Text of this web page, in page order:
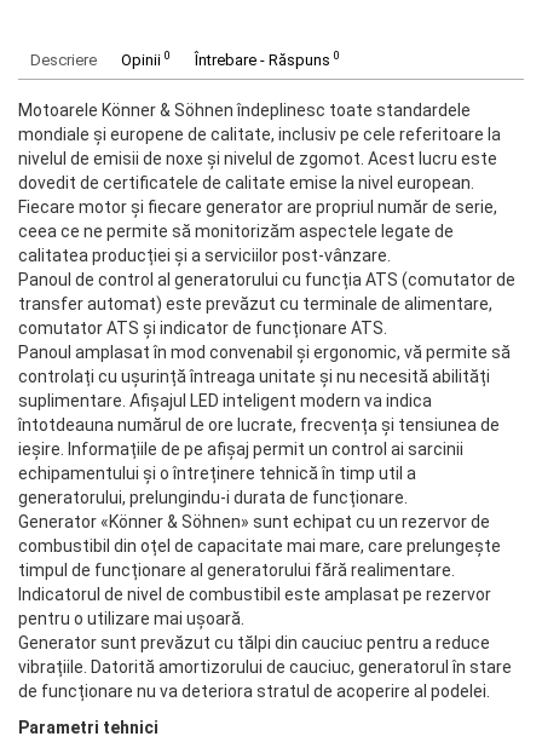
Descriere Opinii 0 Întrebare - Răspuns 0
Motoarele Könner & Söhnen îndeplinesc toate standardele
mondiale și europene de calitate, inclusiv pe cele referitoare la
nivelul de emisii de noxe și nivelul de zgomot. Acest lucru este
dovedit de certificatele de calitate emise la nivel european.
Fiecare motor și fiecare generator are propriul număr de serie,
ceea ce ne permite să monitorizăm aspectele legate de
calitatea producției și a serviciilor post-vânzare.
Panoul de control al generatorului cu funcția ATS (comutator de
transfer automat) este prevăzut cu terminale de alimentare,
comutator ATS și indicator de funcționare ATS.
Panoul amplasat în mod convenabil și ergonomic, vă permite să
controlați cu ușurință întreaga unitate și nu necesită abilități
suplimentare. Afișajul LED inteligent modern va indica
întotdeauna numărul de ore lucrate, frecvența și tensiunea de
ieșire. Informațiile de pe afișaj permit un control ai sarcinii
echipamentului și o întreținere tehnică în timp util a
generatorului, prelungindu-i durata de funcționare.
Generator «Könner & Söhnen» sunt echipat cu un rezervor de
combustibil din oțel de capacitate mai mare, care prelungește
timpul de funcționare al generatorului fără realimentare.
Indicatorul de nivel de combustibil este amplasat pe rezervor
pentru o utilizare mai ușoară.
Generator sunt prevăzut cu tălpi din cauciuc pentru a reduce
vibrațiile. Datorită amortizorului de cauciuc, generatorul în stare
de funcționare nu va deteriora stratul de acoperire al podelei.
Parametri tehnici